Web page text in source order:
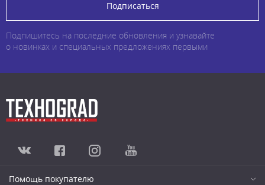
Подписаться
Подпишитесь на последние обновления и узнавайте
о новинках и специальных предложениях первыми
Помощь покупателю